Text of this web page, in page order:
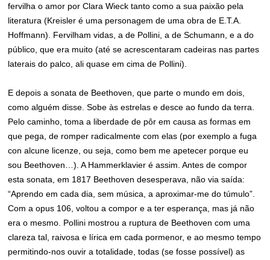
fervilha o amor por Clara Wieck tanto como a sua paixão pela
literatura (Kreisler é uma personagem de uma obra de E.T.A.
Hoffmann). Fervilham vidas, a de Pollini, a de Schumann, e a do
público, que era muito (até se acrescentaram cadeiras nas partes
laterais do palco, ali quase em cima de Pollini).
E depois a sonata de Beethoven, que parte o mundo em dois,
como alguém disse. Sobe às estrelas e desce ao fundo da terra.
Pelo caminho, toma a liberdade de pôr em causa as formas em
que pega, de romper radicalmente com elas (por exemplo a fuga
con alcune licenze, ou seja, como bem me apetecer porque eu
sou Beethoven…). A Hammerklavier é assim. Antes de compor
esta sonata, em 1817 Beethoven desesperava, não via saída:
“Aprendo em cada dia, sem música, a aproximar-me do túmulo”.
Com a opus 106, voltou a compor e a ter esperança, mas já não
era o mesmo. Pollini mostrou a ruptura de Beethoven com uma
clareza tal, raivosa e lírica em cada pormenor, e ao mesmo tempo
permitindo-nos ouvir a totalidade, todas (se fosse possível) as